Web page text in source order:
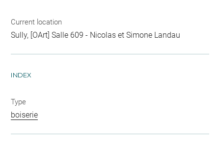
Current location
Sully, [OArt] Salle 609 - Nicolas et Simone Landau
INDEX
Type
boiserie